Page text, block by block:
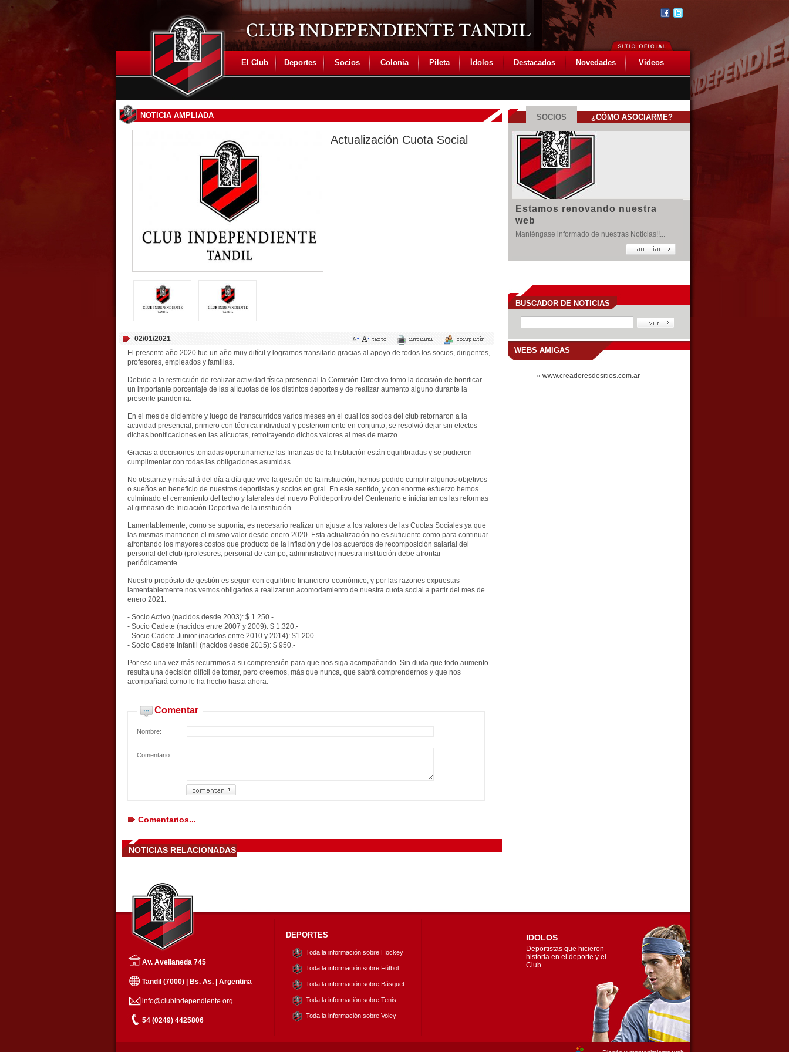
El Club Deportes Socios Colonia Pileta Ídolos Destacados Novedades Videos
NOTICIA AMPLIADA
Actualización Cuota Social
02/01/2021
El presente año 2020 fue un año muy difícil y logramos transitarlo gracias al apoyo de todos los socios, dirigentes,
profesores, empleados y familias.
Debido a la restricción de realizar actividad física presencial la Comisión Directiva tomo la decisión de bonificar
un importante porcentaje de las alícuotas de los distintos deportes y de realizar aumento alguno durante la
presente pandemia.
En el mes de diciembre y luego de transcurridos varios meses en el cual los socios del club retornaron a la
actividad presencial, primero con técnica individual y posteriormente en conjunto, se resolvió dejar sin efectos
dichas bonificaciones en las alícuotas, retrotrayendo dichos valores al mes de marzo.
Gracias a decisiones tomadas oportunamente las finanzas de la Institución están equilibradas y se pudieron
cumplimentar con todas las obligaciones asumidas.
No obstante y más allá del día a día que vive la gestión de la institución, hemos podido cumplir algunos objetivos
o sueños en beneficio de nuestros deportistas y socios en gral. En este sentido, y con enorme esfuerzo hemos
culminado el cerramiento del techo y laterales del nuevo Polideportivo del Centenario e iniciaríamos las reformas
al gimnasio de Iniciación Deportiva de la institución.
Lamentablemente, como se suponía, es necesario realizar un ajuste a los valores de las Cuotas Sociales ya que
las mismas mantienen el mismo valor desde enero 2020. Esta actualización no es suficiente como para continuar
afrontando los mayores costos que producto de la inflación y de los acuerdos de recomposición salarial del
personal del club (profesores, personal de campo, administrativo) nuestra institución debe afrontar
periódicamente.
Nuestro propósito de gestión es seguir con equilibrio financiero-económico, y por las razones expuestas
lamentablemente nos vemos obligados a realizar un acomodamiento de nuestra cuota social a partir del mes de
enero 2021:
- Socio Activo (nacidos desde 2003): $ 1.250.-
- Socio Cadete (nacidos entre 2007 y 2009): $ 1.320.-
- Socio Cadete Junior (nacidos entre 2010 y 2014): $1.200.-
- Socio Cadete Infantil (nacidos desde 2015): $ 950.-
Por eso una vez más recurrimos a su comprensión para que nos siga acompañando. Sin duda que todo aumento
resulta una decisión difícil de tomar, pero creemos, más que nunca, que sabrá comprendernos y que nos
acompañará como lo ha hecho hasta ahora.
Comentar
Nombre:
Comentario:
Comentarios...
NOTICIAS RELACIONADAS
SOCIOS ¿CÓMO ASOCIARME?
Estamos renovando nuestra
web
Manténgase informado de nuestras Noticias!!...
BUSCADOR DE NOTICIAS
WEBS AMIGAS
» www.creadoresdesitios.com.ar
Av. Avellaneda 745
Tandil (7000) | Bs. As. | Argentina
info@clubindependiente.org
54 (0249) 4425806
DEPORTES
Toda la información sobre Hockey
Toda la información sobre Fútbol
Toda la información sobre Básquet
Toda la información sobre Tenis
Toda la información sobre Voley
IDOLOS
Deportistas que hicieron
historia en el deporte y el
Club